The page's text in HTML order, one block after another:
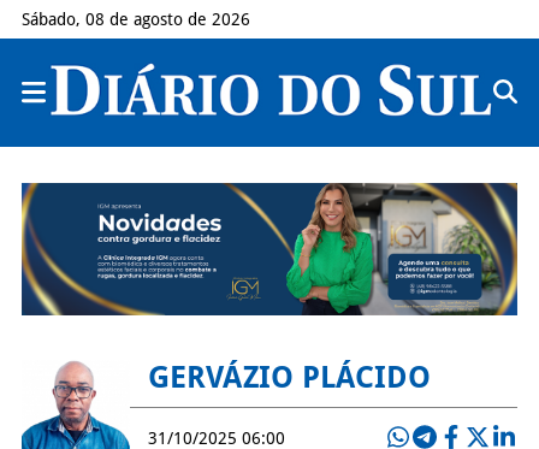
Sábado, 08 de agosto de 2026
GERVÁZIO PLÁCIDO
31/10/2025 06:00